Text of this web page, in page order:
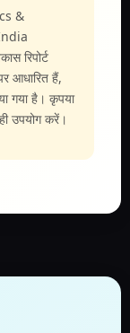
&
रिपोर्ट
आधारित हैं,
गया है। कृपया
उपयोग करें।